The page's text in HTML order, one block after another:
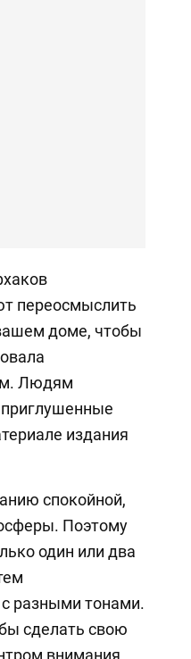
переосмыслить
доме, чтобы
Людям
издания
спокойной,
Поэтому
один или два
разными тонами.
сделать свою
внимания,